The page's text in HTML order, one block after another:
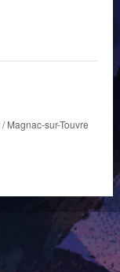
Magnac-sur-Touvre